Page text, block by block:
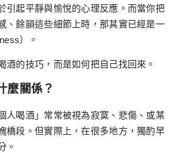
引起平靜與愉悅的心理反應。而當你把
、餘韻這些細節上時，那其實已經是一
）。
酒的技巧，而是如何把自己找回來。
麼關係？
人喝酒」常常被視為寂寞、悲傷、或某
橋段。但實際上，在很多地方，獨酌早
。